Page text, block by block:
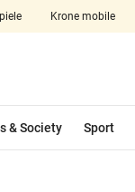
Krone mobile
aufklappen
& Society Sport